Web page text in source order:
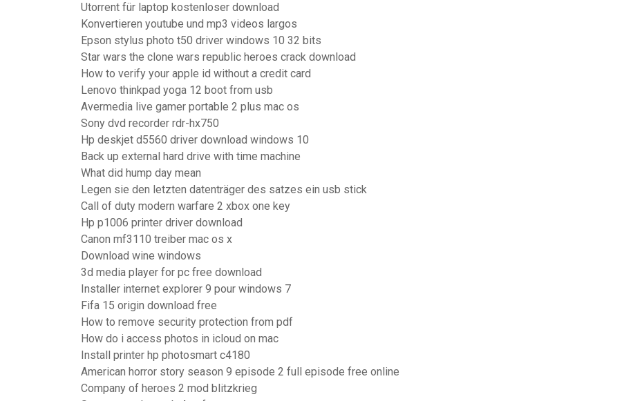
Utorrent für laptop kostenloser download
Konvertieren youtube und mp3 videos largos
Epson stylus photo t50 driver windows 10 32 bits
Star wars the clone wars republic heroes crack download
How to verify your apple id without a credit card
Lenovo thinkpad yoga 12 boot from usb
Avermedia live gamer portable 2 plus mac os
Sony dvd recorder rdr-hx750
Hp deskjet d5560 driver download windows 10
Back up external hard drive with time machine
What did hump day mean
Legen sie den letzten datenträger des satzes ein usb stick
Call of duty modern warfare 2 xbox one key
Hp p1006 printer driver download
Canon mf3110 treiber mac os x
Download wine windows
3d media player for pc free download
Installer internet explorer 9 pour windows 7
Fifa 15 origin download free
How to remove security protection from pdf
How do i access photos in icloud on mac
Install printer hp photosmart c4180
American horror story season 9 episode 2 full episode free online
Company of heroes 2 mod blitzkrieg